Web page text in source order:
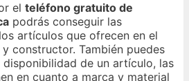
el teléfono gratuito de
podrás conseguir las
artículos que ofrecen en el
constructor. También puedes
de un artículo, las
en cuanto a marca y material